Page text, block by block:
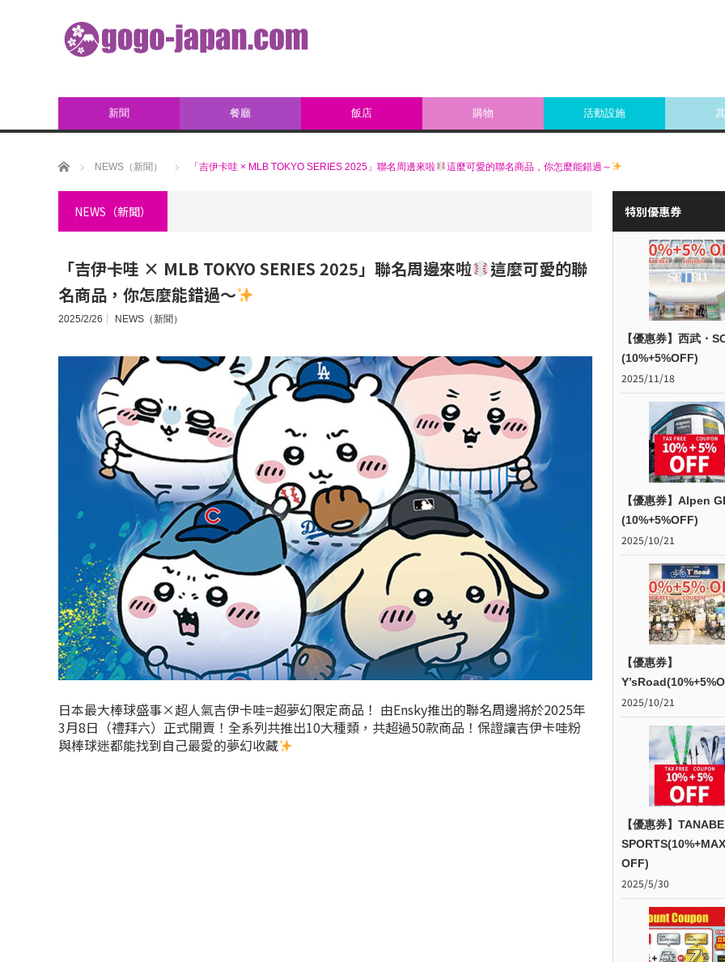
新聞 餐廳 飯店 購物 活動設施
ホーム NEWS（新聞） 「吉伊卡哇 × MLB TOKYO SERIES 2025」聯名周邊來啦 這麼可愛的聯名商品，你怎麼能錯過～
NEWS（新聞）
「吉伊卡哇 × MLB TOKYO SERIES 2025」聯名周邊來啦
這麼可愛的聯
名商品，你怎麼能錯過～
2025/2/26 NEWS（新聞）
日本最大棒球盛事×超人氣吉伊卡哇=超夢幻限定商品！ 由Ensky推出的聯名周邊將於2025年
3月8日（禮拜六）正式開賣！全系列共推出10大種類，共超過50款商品！保證讓吉伊卡哇粉
與棒球迷都能找到自己最愛的夢幻收藏
特別優惠券
【優惠券】西武・
(10%+5%OFF)
2025/11/18
【優惠券】Alpen
(10%+5%OFF)
2025/10/21
【優惠券】
2025/10/21
【優惠券】TANABE
OFF)
2025/5/30